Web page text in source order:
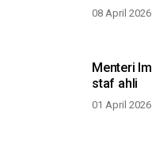
08 April
Menteri
staf ahli
01 April